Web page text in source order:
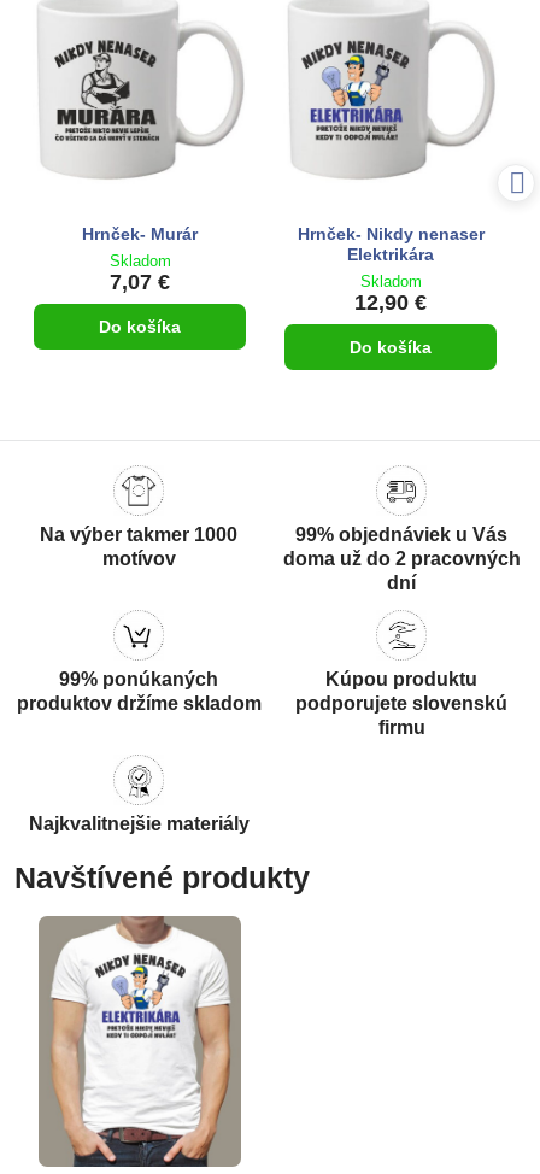
Hrnček- Murár
Skladom
7,07 €
Do košíka
Hrnček- Nikdy nenaser
Elektrikára
Skladom
12,90 €
Do košíka
Na výber takmer 1000
motívov
99% objednáviek u Vás
doma už do 2 pracovných
dní
99% ponúkaných
produktov držíme skladom
Kúpou produktu
podporujete slovenskú
firmu
Najkvalitnejšie materiály
Navštívené produkty